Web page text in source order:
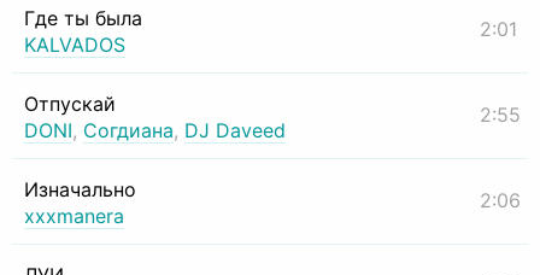
Где ты была
KALVADOS
2:01
Отпускай
DONI, Согдиана, DJ Daveed
2:55
Изначально
xxxmanera
2:06